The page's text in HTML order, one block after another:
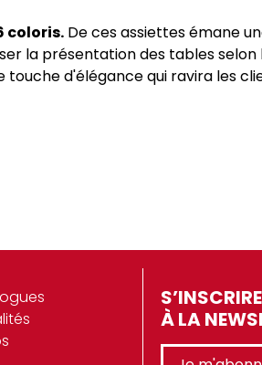
coloris. De ces assiettes émane
la présentation des tables
d'élégance qui ravira les
S’INSCRIRE
À LA